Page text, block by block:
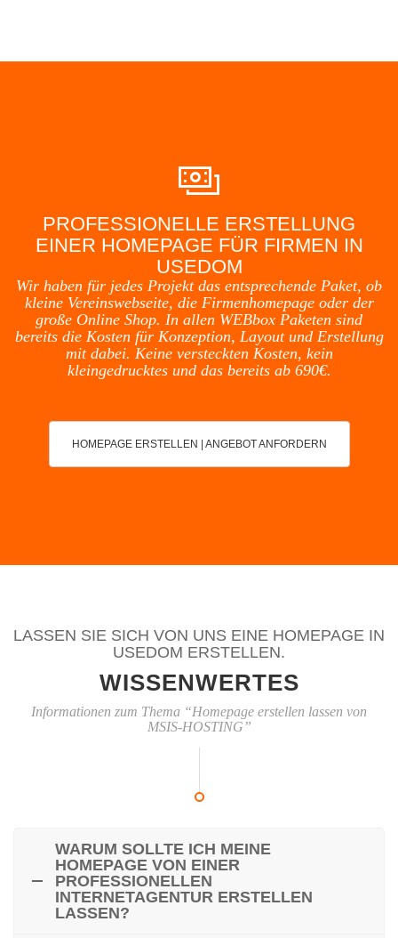
PROFESSIONELLE ERSTELLUNG
EINER HOMEPAGE FÜR FIRMEN IN
USEDOM
Wir haben für jedes Projekt das entsprechende Paket, ob
kleine Vereinswebseite, die Firmenhomepage oder der
große Online Shop. In allen WEBbox Paketen sind
bereits die Kosten für Konzeption, Layout und Erstellung
mit dabei. Keine versteckten Kosten, kein
kleingedrucktes und das bereits ab 690€.
HOMEPAGE ERSTELLEN | ANGEBOT ANFORDERN
LASSEN SIE SICH VON UNS EINE HOMEPAGE IN
USEDOM ERSTELLEN.
WISSENWERTES
Informationen zum Thema “Homepage erstellen lassen von
MSIS-HOSTING”
WARUM SOLLTE ICH MEINE
HOMEPAGE VON EINER
PROFESSIONELLEN
INTERNETAGENTUR ERSTELLEN
LASSEN?